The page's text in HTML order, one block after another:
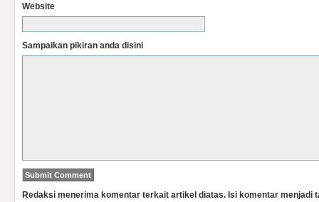
Website
Sampaikan pikiran anda disini
Redaksi menerima komentar terkait artikel diatas. Isi komentar menjadi